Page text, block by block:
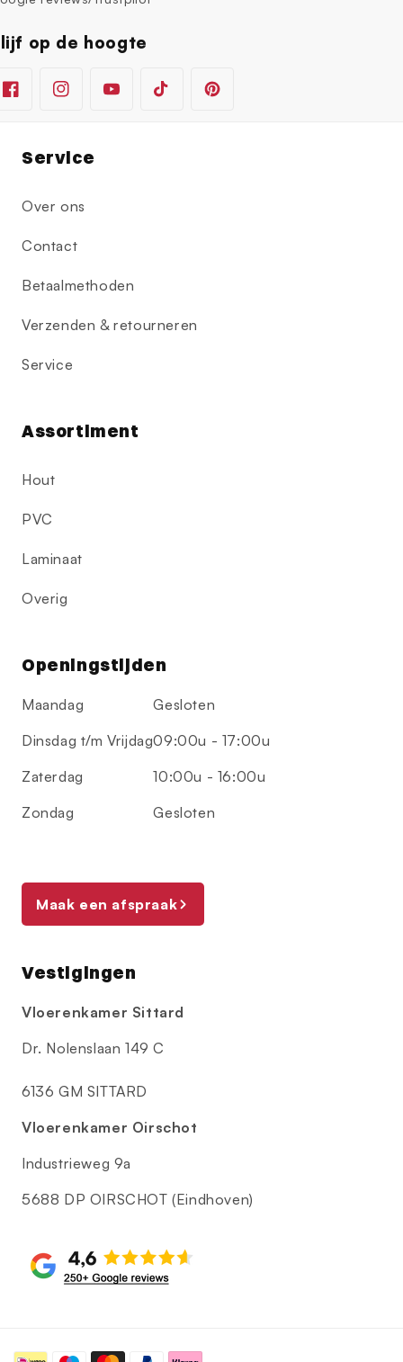
op de hoogte
FacebookInstagramYouTubeTikTok Pinterest
Service
Over ons
Contact
Betaalmethoden
Verzenden & retourneren
Service
Assortiment
Hout
PVC
Laminaat
Overig
Openingstijden
Maandag
Dinsdag t/m Vrijdag
Zaterdag
Zondag
Gesloten
09:00u - 17:00u
10:00u - 16:00u
Gesloten
Maak een afspraak
Vestigingen
Vloerenkamer Sittard
Dr. Nolenslaan 149 C
6136 GM SITTARD
Vloerenkamer Oirschot
Industrieweg 9a
5688 DP OIRSCHOT (Eindhoven)
Betaalmethoden